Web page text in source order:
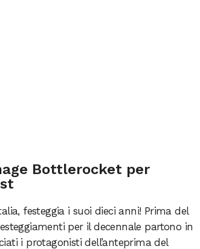
Bottlerocket per
festeggia i suoi dieci anni! Prima del
per il decennale partono in
i protagonisti dell’anteprima del